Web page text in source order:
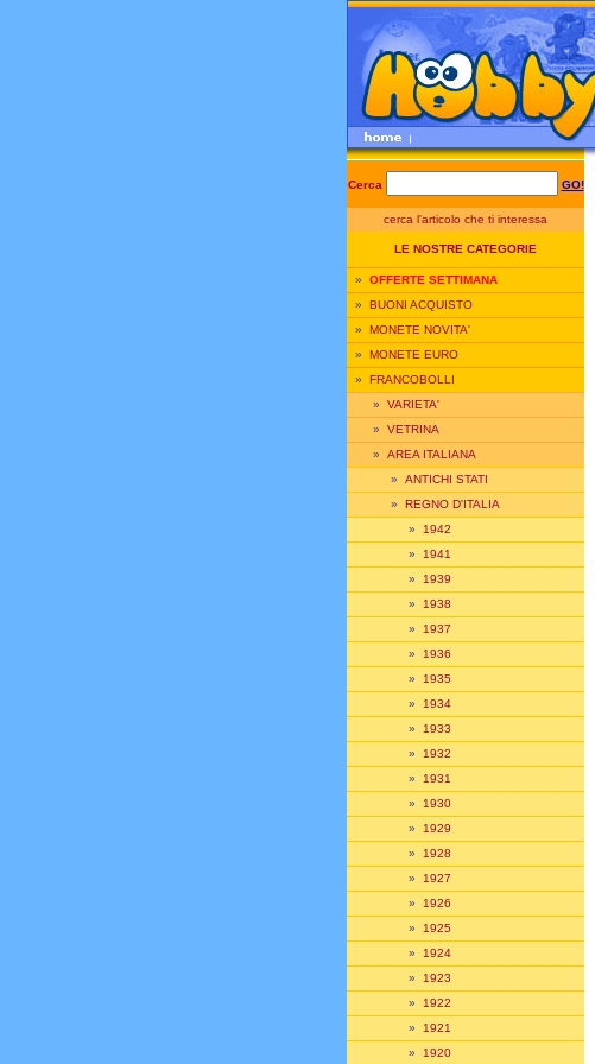
Cerca GO!
cerca l'articolo che ti interessa
LE NOSTRE CATEGORIE
» OFFERTE SETTIMANA
» BUONI ACQUISTO
» MONETE NOVITA'
» MONETE EURO
» FRANCOBOLLI
» VARIETA'
» VETRINA
» AREA ITALIANA
» ANTICHI STATI
» REGNO D'ITALIA
» 1942
» 1941
» 1939
» 1938
» 1937
» 1936
» 1935
» 1934
» 1933
» 1932
» 1931
» 1930
» 1929
» 1928
» 1927
» 1926
» 1925
» 1924
» 1923
» 1922
» 1921
» 1920